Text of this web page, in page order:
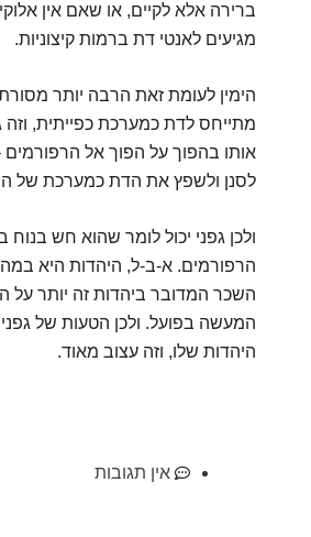
ברירה אלא לקיים, או שאם אין
מגיעים לאנטי דת ברמות קיצוניות.
הימין לעומת זאת הרבה יותר
מתייחס לדת כמערכת כפייתית,
אותו בהפוך על הפוך אל
לסנן ולשפץ את הדת כמערכת של
ולכן גפני יכול לומר שהוא חש
הרפורמים. א-ב-ל, היהדות היא
השכר המדובר ביהדות זה יותר על
המעשה בפועל. ולכן הטעות של
היהדות שלו, וזה עצוב מאוד.
אין תגובות